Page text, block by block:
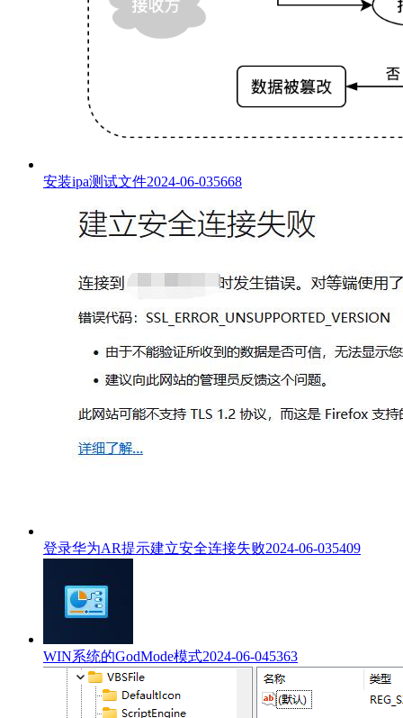
安装ipa测试文件2024-06-035668
登录华为AR提示建立安全连接失败2024-06-035409
WIN系统的GodMode模式2024-06-045363